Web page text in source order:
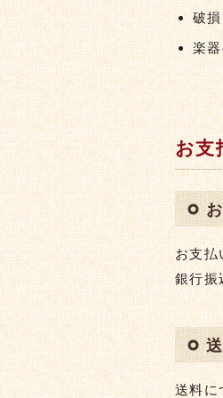
破
楽
お支
お支払
銀行振
送料に